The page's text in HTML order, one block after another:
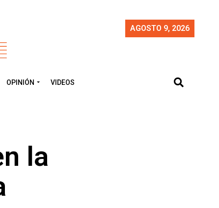
AGOSTO 9, 2026
OPINIÓN VIDEOS
la